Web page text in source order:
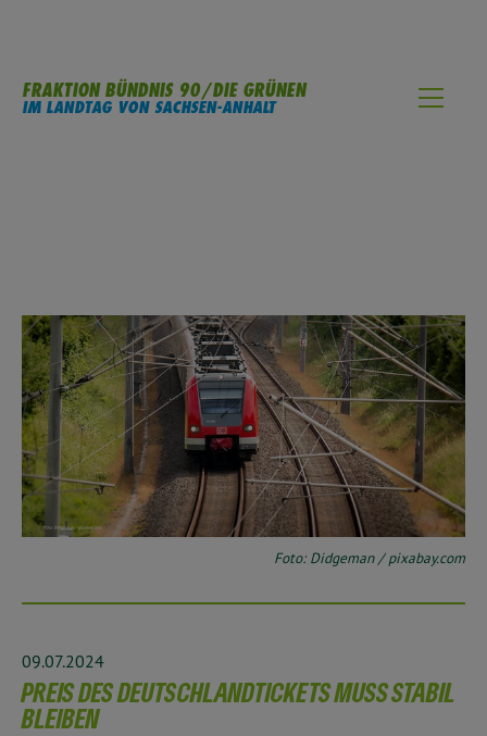
FRAKTION BÜNDNIS 90/DIE GRÜNEN
IM LANDTAG VON SACHSEN-ANHALT
Foto: Didgeman / pixabay.com
09.07.2024
PREIS DES DEUTSCHLANDTICKETS MUSS STABIL
BLEIBEN